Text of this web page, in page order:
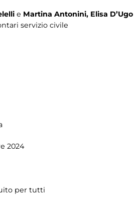
e Martina Antonini, Elisa D’Ugo
servizio civile
2024
per tutti